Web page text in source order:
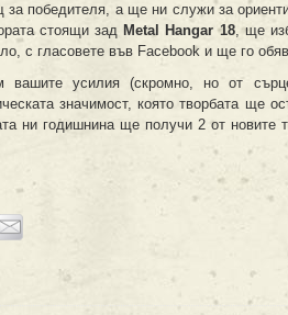
победителя, а ще ни служи за
стоящи зад Metal Hangar 18, ще
с гласовете във Facebook и ще го
вашите усилия (скромно, но от
значимост, която творбата ще
ни годишнина ще получи 2 от новите